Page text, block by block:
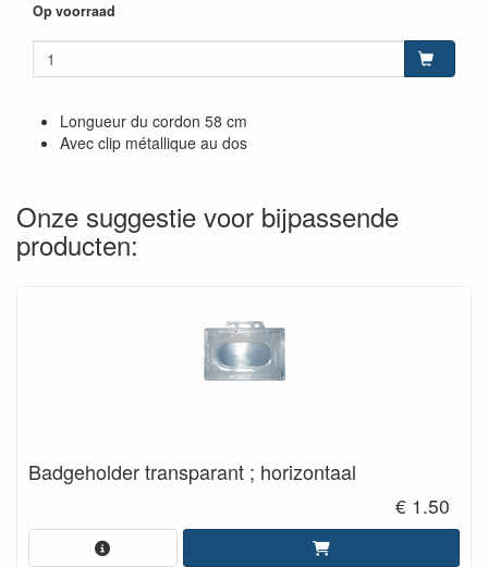
Op voorraad
Longueur du cordon 58 cm
Avec clip métallique au dos
Onze suggestie voor bijpassende
producten:
Badgeholder transparant ; horizontaal
€ 1.50